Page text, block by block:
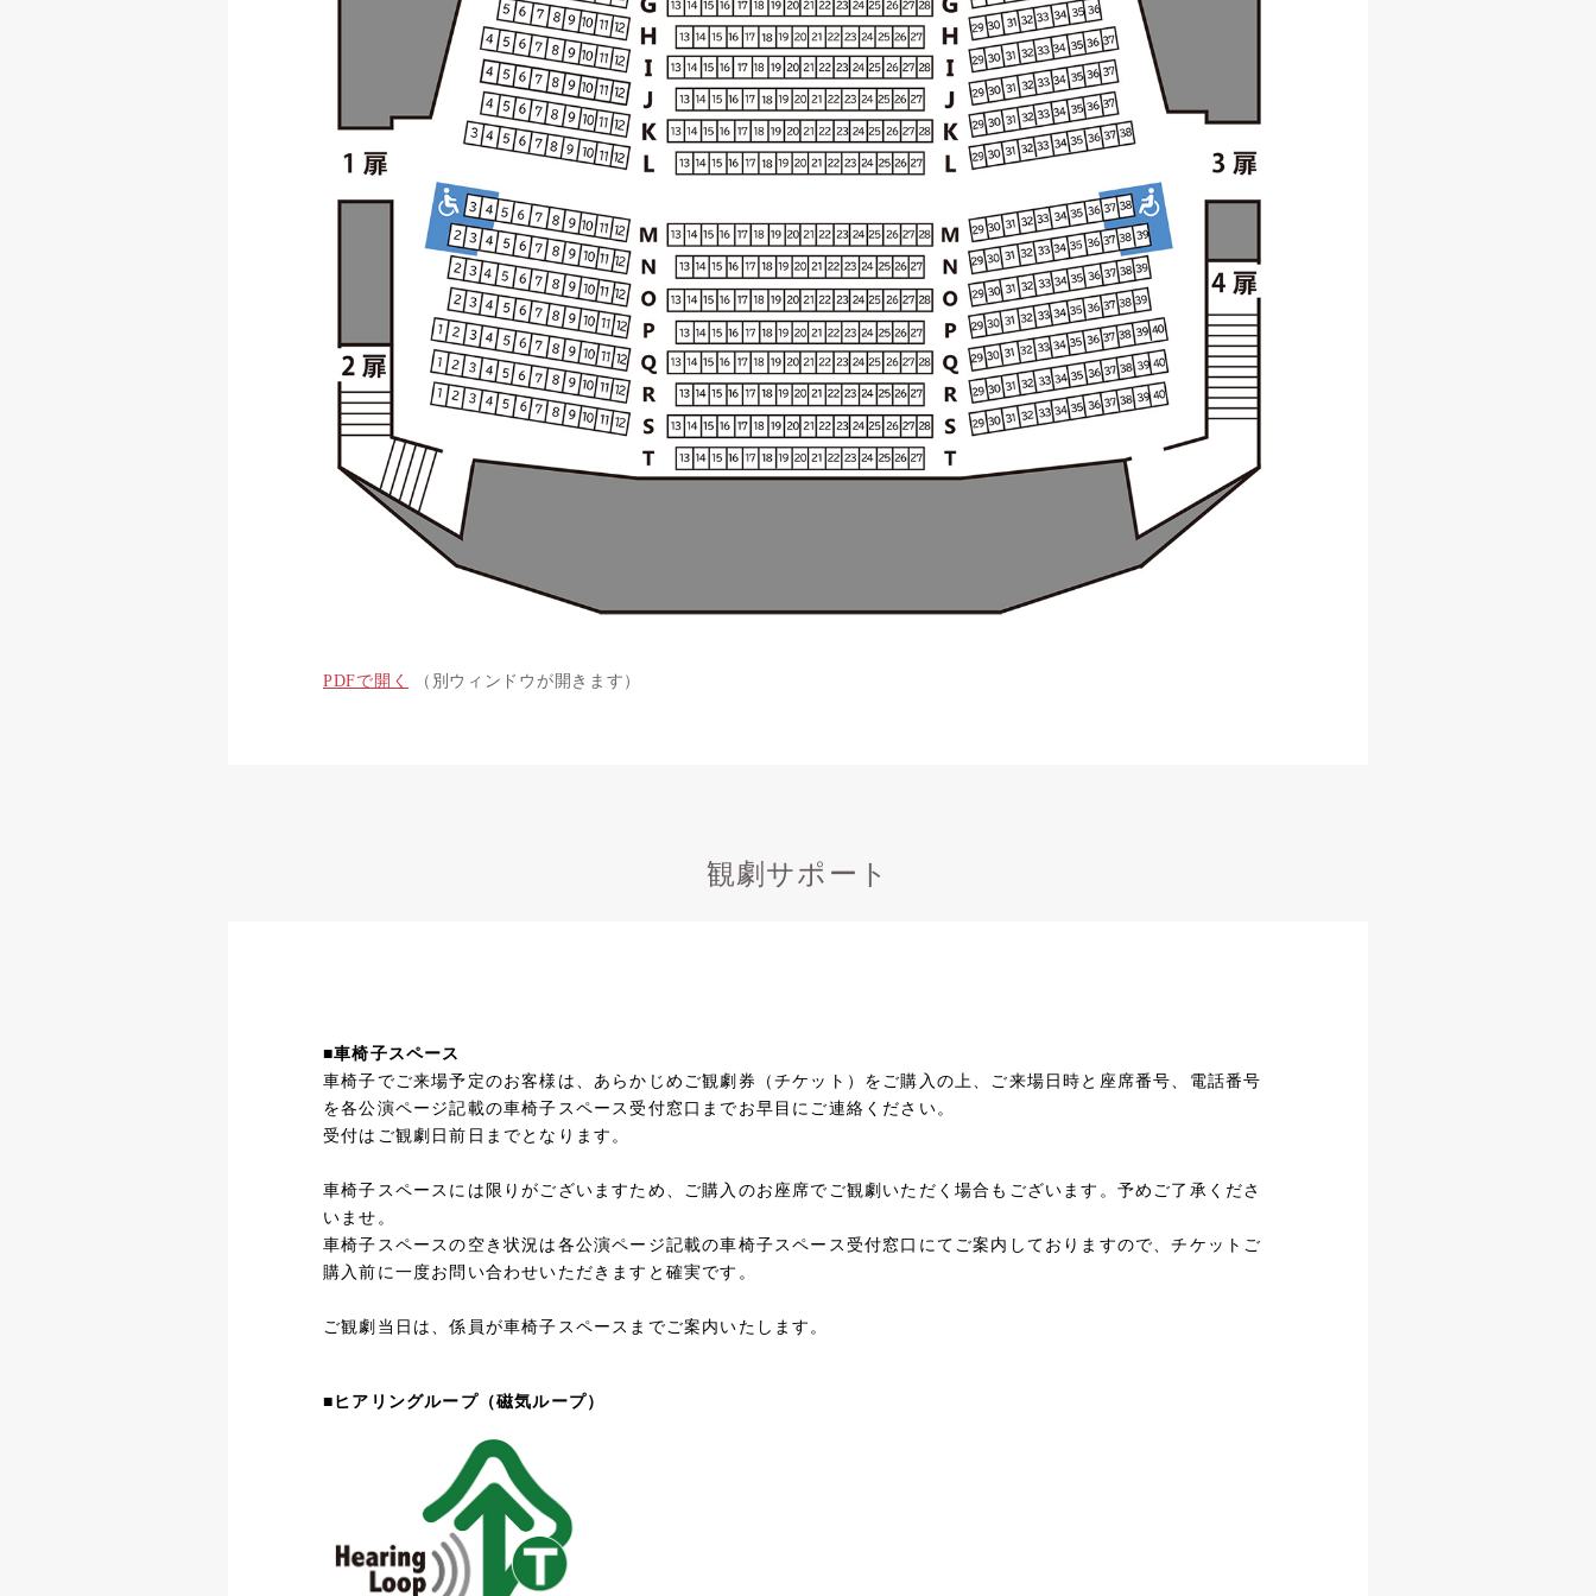
PDFで開く （別ウィンドウが開きます）
観劇サポート
■車椅子スペース
車椅子でご来場予定のお客様は、あらかじめご観劇券（チケット）をご購入の上、ご来場日時と座席番号、電話番号
を各公演ページ記載の車椅子スペース受付窓口までお早目にご連絡ください。
受付はご観劇日前日までとなります。
車椅子スペースには限りがございますため、ご購入のお座席でご観劇いただく場合もございます。予めご了承くださ
いませ。
車椅子スペースの空き状況は各公演ページ記載の車椅子スペース受付窓口にてご案内しておりますので、チケットご
購入前に一度お問い合わせいただきますと確実です。
ご観劇当日は、係員が車椅子スペースまでご案内いたします。
■ヒアリングループ（磁気ループ）